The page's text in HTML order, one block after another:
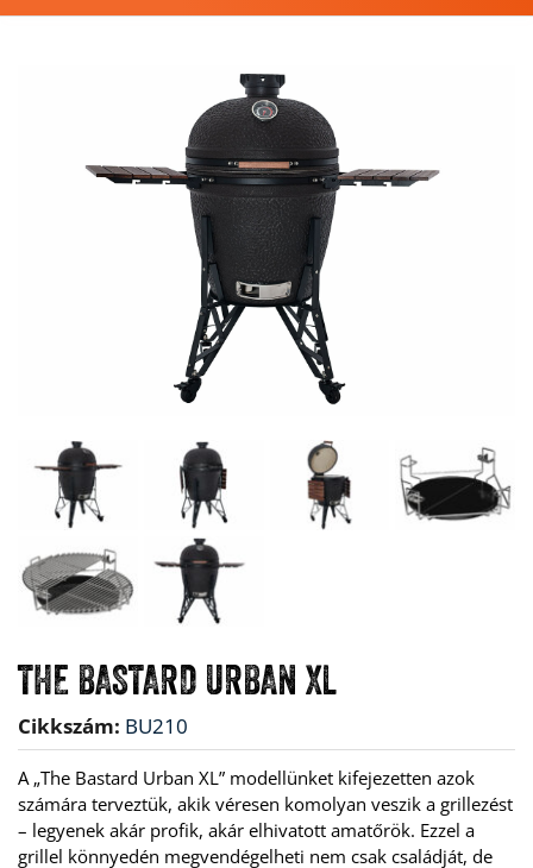
THE BASTARD URBAN XL
Cikkszám: BU210
A „The Bastard Urban XL” modellünket kifejezetten azok
számára terveztük, akik véresen komolyan veszik a grillezést
– legyenek akár profik, akár elhivatott amatőrök. Ezzel a
grillel könnyedén megvendégelheti nem csak családját, de